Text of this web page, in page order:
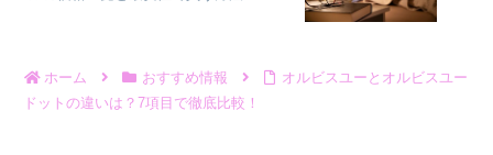
ホーム おすすめ情報
オルビスユーとオルビスユー
ドットの違いは？7項目で徹底比較！